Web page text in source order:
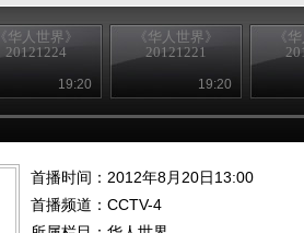
《华人世界》
20121224
19:20
《华人世界》
20121221
19:20
《
首播时间：2012年8月20日13:00
首播频道： CCTV-4